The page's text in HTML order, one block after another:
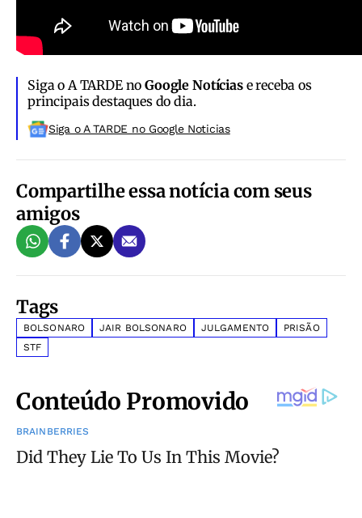
Siga o A TARDE noGoogle Notíciase receba os
principais destaques do dia.
Siga o A TARDE no Google Noticias
Compartilhe essa notícia com seus
amigos
Tags
BOLSONARO JAIR BOLSONARO JULGAMENTO
PRISÃO
STF